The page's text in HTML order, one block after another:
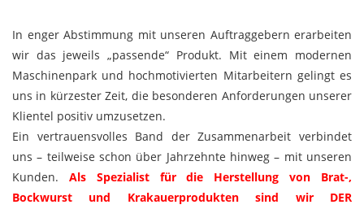
In enger Abstimmung mit unseren Auftraggebern erarbeiten
wir das jeweils „passende“ Produkt. Mit einem modernen
Maschinenpark und hochmotivierten Mitarbeitern gelingt es
uns in kürzester Zeit, die besonderen Anforderungen unserer
Klientel positiv umzusetzen.
Ein vertrauensvolles Band der Zusammenarbeit verbindet
uns – teilweise schon über Jahrzehnte hinweg – mit unseren
Kunden. Als Spezialist für die Herstellung von Brat-,
Bockwurst und Krakauerprodukten sind wir DER